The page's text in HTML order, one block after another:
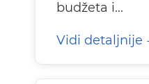
budžeta i...
Vidi detaljnije